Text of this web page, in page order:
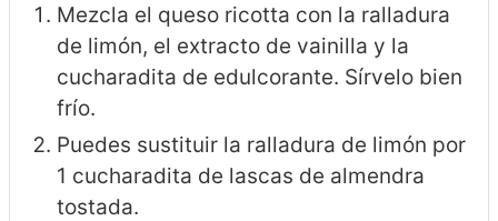
Mezcla el queso ricotta con la ralladura
de limón, el extracto de vainilla y la
cucharadita de edulcorante. Sírvelo bien
frío.
Puedes sustituir la ralladura de limón por
1 cucharadita de lascas de almendra
tostada.